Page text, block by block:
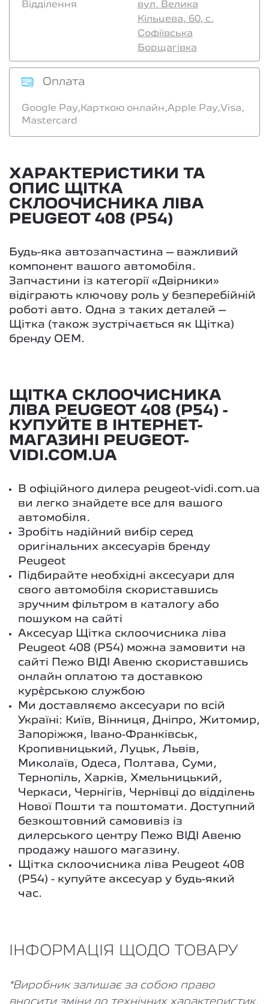
Відділення
вул. Велика
Кільцева, 60, с.
Софіївська
Борщагівка
Оплата
Google Pay, Карткою онлайн,Apple Pay,Visa,
Mastercard
ХАРАКТЕРИСТИКИ ТА
ОПИС ЩІТКА
СКЛООЧИСНИКА ЛІВА
PEUGEOT 408 (P54)
Будь-яка автозапчастина – важливий
компонент вашого автомобіля.
Запчастини із категорії «Двірники»
відіграють ключову роль у безперебійній
роботі авто. Одна з таких деталей –
Щітка (також зустрічається як Щітка)
бренду OEM.
ЩІТКА СКЛООЧИСНИКА
ЛІВА PEUGEOT 408 (P54) -
КУПУЙТЕ В ІНТЕРНЕТ-
МАГАЗИНІ PEUGEOT-
VIDI.COM.UA
В офіційного дилера peugeot-vidi.com.ua
ви легко знайдете все для вашого
автомобіля.
Зробіть надійний вибір серед
оригінальних аксесуарів бренду
Peugeot
Підбирайте необхідні аксесуари для
свого автомобіля скориставшись
зручним фільтром в каталогу або
пошуком на сайті
Аксесуар Щітка склоочисника ліва
Peugeot 408 (P54) можна замовити на
сайті Пежо ВІДІ Авеню скориставшись
онлайн оплатою та доставкою
кур`єрською службою
Ми доставляємо аксесуари по всій
Україні: Київ, Вінниця, Дніпро, Житомир,
Запоріжжя, Івано-Франківськ,
Кропивницький, Луцьк, Львів,
Миколаїв, Одеса, Полтава, Суми,
Тернопіль, Харків, Хмельницький,
Черкаси, Чернігів, Чернівці до відділень
Нової Пошти та поштомати. Доступний
безкоштовний самовивіз із
дилерського центру Пежо ВІДІ Авеню
продажу нашого магазину.
Щітка склоочисника ліва Peugeot 408
(P54) - купуйте аксесуар у будь-який
час.
ІНФОРМАЦІЯ ЩОДО ТОВАРУ
*Виробник залишає за собою право
вносити зміни до технічних характеристик,